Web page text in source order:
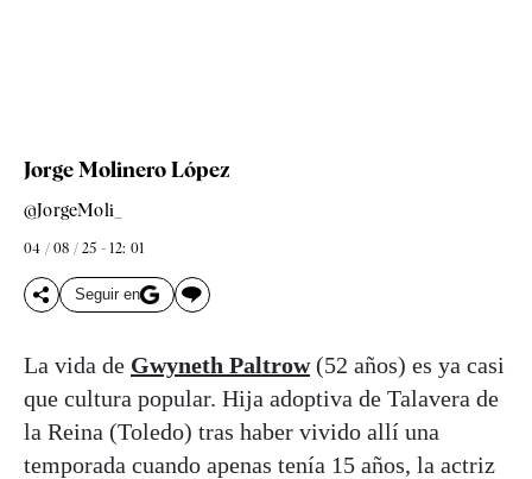
Jorge Molinero López
@JorgeMoli_
04 / 08 / 25 - 12: 01
Seguir en
La vida de Gwyneth Paltrow(52 años) es ya casi
que cultura popular. Hija adoptiva de Talavera de
la Reina (Toledo) tras haber vivido allí una
temporada cuando apenas tenía 15 años, la actriz